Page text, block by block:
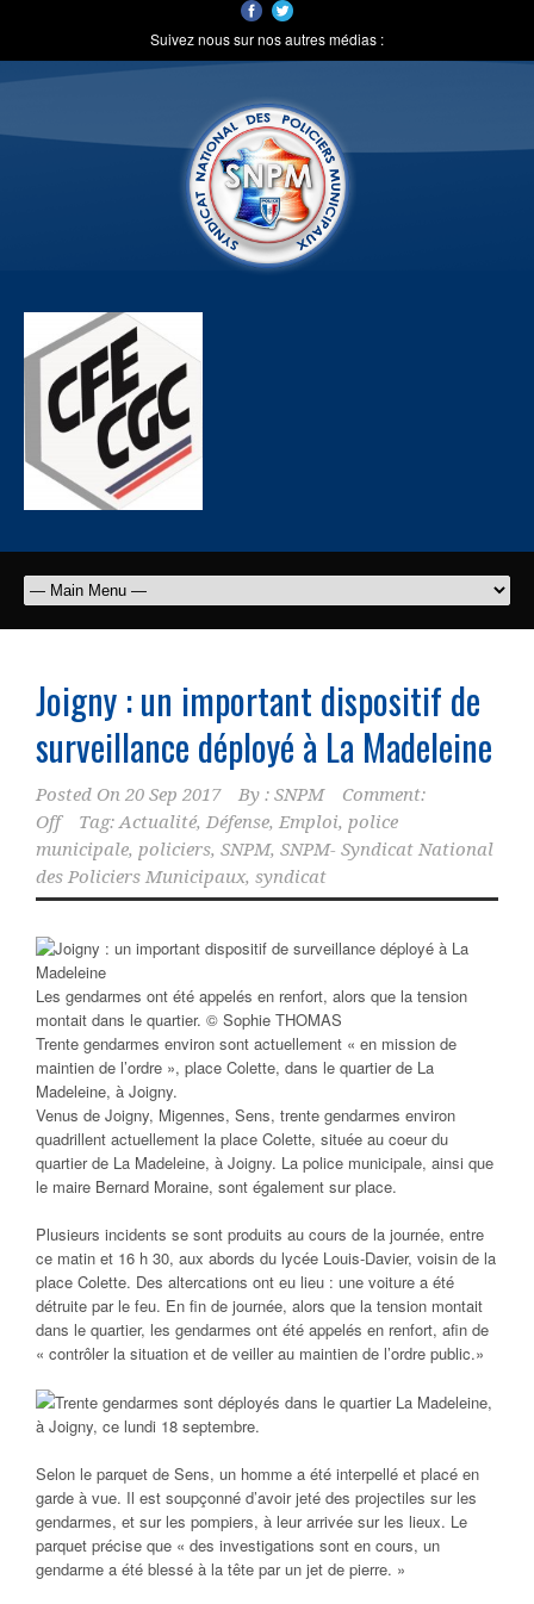
Suivez nous sur nos autres médias :
Joigny : un important dispositif de
surveillance déployé à La Madeleine
Posted On 20 Sep 2017 By : SNPM
Comment:
Off
Tag:Actualité, Défense, Emploi, police
municipale, policiers, SNPM, SNPM- Syndicat National
des Policiers Municipaux, syndicat
Les gendarmes ont été appelés en renfort, alors que la tension
montait dans le quartier. © Sophie THOMAS
Trente gendarmes environ sont actuellement « en mission de
maintien de l’ordre », place Colette, dans le quartier de La
Madeleine, à Joigny.
Venus de Joigny, Migennes, Sens, trente gendarmes environ
quadrillent actuellement la place Colette, située au coeur du
quartier de La Madeleine, à Joigny. La police municipale, ainsi que
le maire Bernard Moraine, sont également sur place.
Plusieurs incidents se sont produits au cours de la journée, entre
ce matin et 16 h 30, aux abords du lycée Louis-Davier, voisin de la
place Colette. Des altercations ont eu lieu : une voiture a été
détruite par le feu. En fin de journée, alors que la tension montait
dans le quartier, les gendarmes ont été appelés en renfort, afin de
« contrôler la situation et de veiller au maintien de l’ordre public.»
Trente gendarmes sont déployés dans le quartier La Madeleine,
à Joigny, ce lundi 18 septembre.
Selon le parquet de Sens, un homme a été interpellé et placé en
garde à vue. Il est soupçonné d’avoir jeté des projectiles sur les
gendarmes, et sur les pompiers, à leur arrivée sur les lieux. Le
parquet précise que « des investigations sont en cours, un
gendarme a été blessé à la tête par un jet de pierre. »